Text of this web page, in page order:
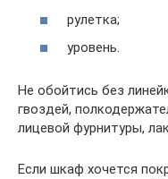
рулетка;
уровень.
Не обойтись без
гвоздей,
лицевой фурнитуры,
Если шкаф хочется